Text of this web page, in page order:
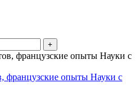
+
французские опыты Науки с